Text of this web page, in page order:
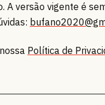
A versão vigente é
Política de